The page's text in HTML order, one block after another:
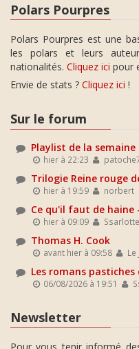
Polars Pourpres
Polars Pourpres est une
les polars et leurs
nationalités. Cliquez ici pour
Envie de stats ? Cliquez ici !
Sur le forum
Playlist de la semaine
hier à 22:23
Trilogie Reine rouge
hier à 19:59 norbert
Ce qu'il faut de haine
hier à 09:09 Ssarlotte
Thomas H. Cook
avant hier à 09:58 Le
Les romans pastiches
06/08/2026 à 19:51
Newsletter